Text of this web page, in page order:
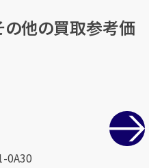
の他の買取参考価